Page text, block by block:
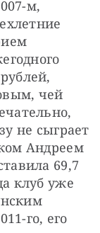
м,
чей
не сыграет
Андреем
69,7
клуб уже
го, его